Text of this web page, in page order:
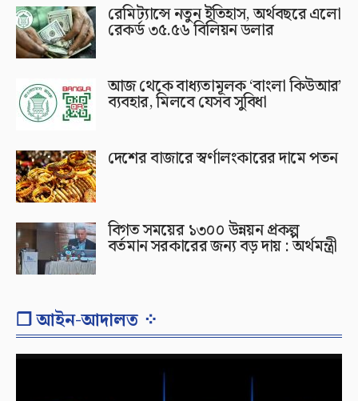
রেমিট্যান্সে নতুন ইতিহাস, অর্থবছরে এলো
রেকর্ড ৩৫.৫৬ বিলিয়ন ডলার
আজ থেকে বাধ্যতামূলক ‘বাংলা কিউআর’
ব্যবহার, মিলবে যেসব সুবিধা
দেশের বাজারে স্বর্ণালংকারের দামে পতন
বিগত সময়ের ১৩০০ উন্নয়ন প্রকল্প
বর্তমান সরকারের জন্য বড় দায় : অর্থমন্ত্রী
❐ আইন-আদালত ⁘